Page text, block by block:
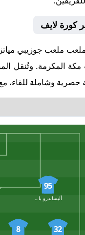
كورة لايف
حصرية وشاملة للقاء،
95
أليساندرو باستوني
32
8